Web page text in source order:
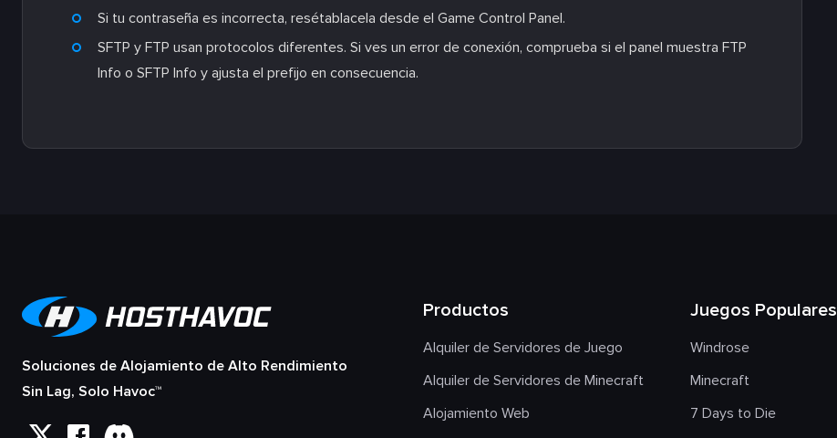
Si tu contraseña es incorrecta, resétablacela desde el Game Control Panel.
SFTP y FTP usan protocolos diferentes. Si ves un error de conexión, comprueba si el panel muestra FTP
Info o SFTP Info y ajusta el prefijo en consecuencia.
Soluciones de Alojamiento de Alto Rendimiento
Sin Lag, Solo Havoc™
Productos
Alquiler de Servidores de Juego
Alquiler de Servidores de Minecraft
Alojamiento Web
Juegos Populares
Windrose
Minecraft
7 Days to Die